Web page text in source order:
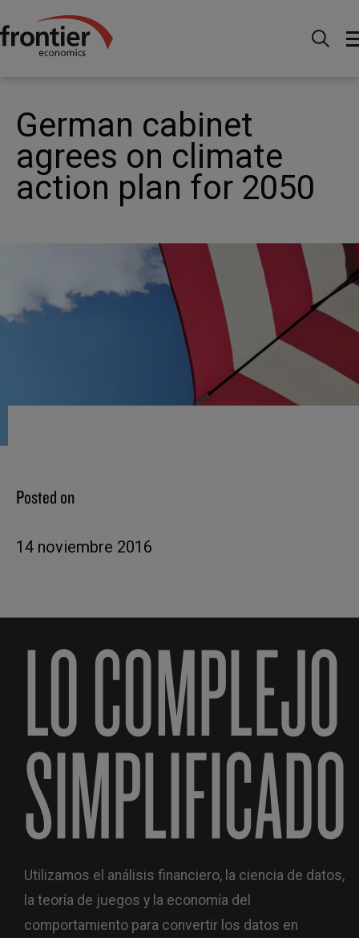
Ir al inico Noticias e información
German cabinet agrees on climate action plan for 2050
German cabinet
agrees on climate
action plan for 2050
Posted on
14 noviembre 2016
LO COMPLEJO
SIMPLIFICADO
Utilizamos el análisis financiero, la ciencia de datos,
la teoría de juegos y la economía del
comportamiento para convertir los datos en